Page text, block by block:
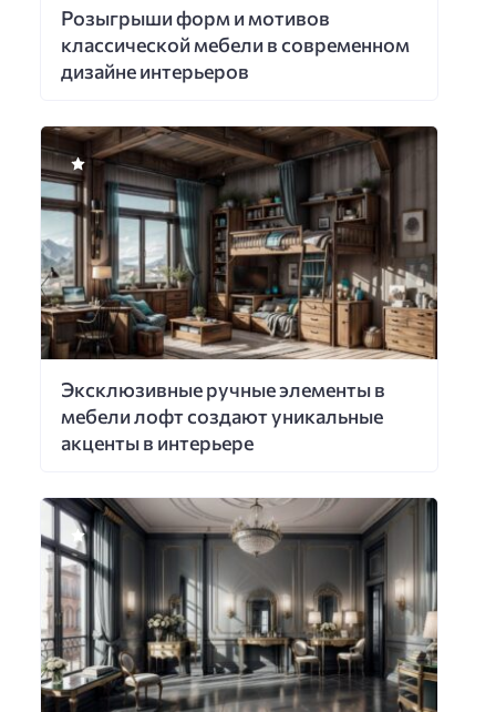
Розыгрыши форм и мотивов
классической мебели в современном
дизайне интерьеров
Эксклюзивные ручные элементы в
мебели лофт создают уникальные
акценты в интерьере